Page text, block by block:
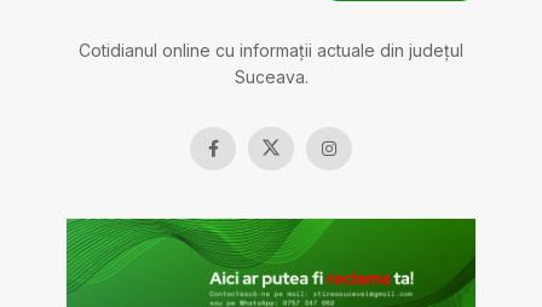
Cotidianul online cu informații actuale din județul
Suceava.